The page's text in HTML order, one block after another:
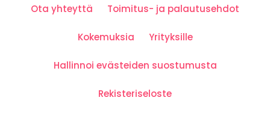
Ota yhteyttä Toimitus- ja palautusehdot
Kokemuksia Yrityksille
Hallinnoi evästeiden suostumusta
Rekisteriseloste